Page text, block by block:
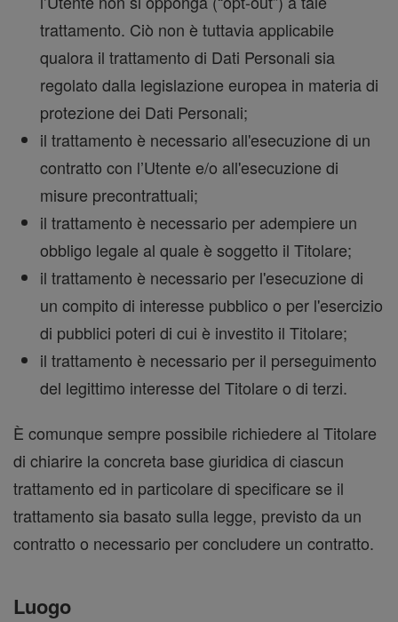
trattamento. Ciò non è tuttavia applicabile
qualora il trattamento di Dati Personali sia
regolato dalla legislazione europea in materia di
protezione dei Dati Personali;
il trattamento è necessario all'esecuzione di un
contratto con l’Utente e/o all'esecuzione di
misure precontrattuali;
il trattamento è necessario per adempiere un
obbligo legale al quale è soggetto il Titolare;
il trattamento è necessario per l'esecuzione di
un compito di interesse pubblico o per l'esercizio
di pubblici poteri di cui è investito il Titolare;
il trattamento è necessario per il perseguimento
del legittimo interesse del Titolare o di terzi.
È comunque sempre possibile richiedere al Titolare
di chiarire la concreta base giuridica di ciascun
trattamento ed in particolare di specificare se il
trattamento sia basato sulla legge, previsto da un
contratto o necessario per concludere un contratto.
Luogo